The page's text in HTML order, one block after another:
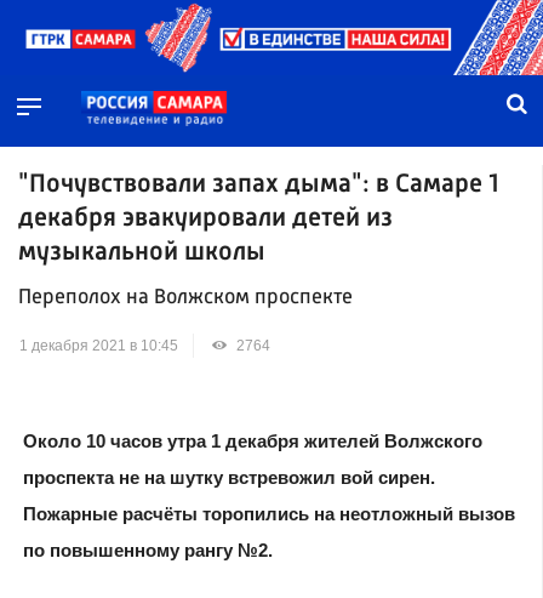
"Почувствовали запах дыма": в Самаре 1
декабря эвакуировали детей из
музыкальной школы
Переполох на Волжском проспекте
1 декабря 2021 в 10:45 2764
Около 10 часов утра 1 декабря жителей Волжского
проспекта не на шутку встревожил вой сирен.
Пожарные расчёты торопились на неотложный вызов
по повышенному рангу №2.